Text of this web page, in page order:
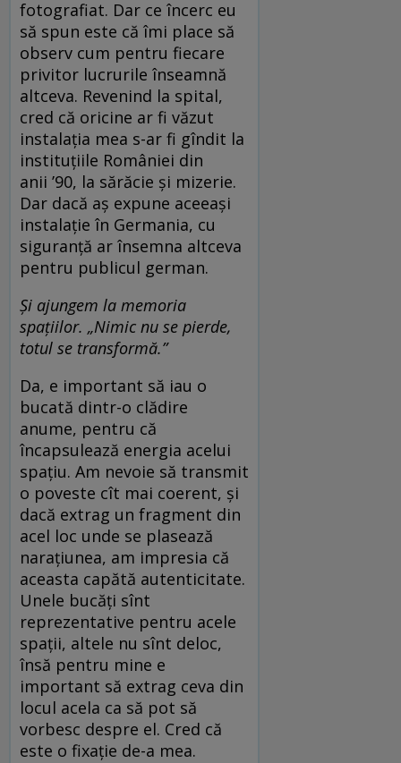
fotografiat. Dar ce încerc eu
să spun este că îmi place să
observ cum pentru fiecare
privitor lucrurile înseamnă
altceva. Revenind la spital,
cred că oricine ar fi văzut
instalația mea s-ar fi gîndit la
instituțiile României din
anii ’90, la sărăcie și mizerie.
Dar dacă aș expune aceeași
instalație în Germania, cu
siguranță ar însemna altceva
pentru publicul german.
Și ajungem la memoria
spațiilor. „Nimic nu se pierde,
totul se transformă.”
Da, e important să iau o
bucată dintr-o clădire
anume, pentru că
încapsulează energia acelui
spațiu. Am nevoie să transmit
o poveste cît mai coerent, și
dacă extrag un fragment din
acel loc unde se plasează
narațiunea, am impresia că
aceasta capătă autenticitate.
Unele bucăți sînt
reprezentative pentru acele
spații, altele nu sînt deloc,
însă pentru mine e
important să extrag ceva din
locul acela ca să pot să
vorbesc despre el. Cred că
este o fixație de-a mea.